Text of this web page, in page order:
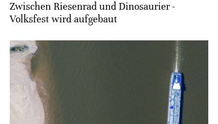
Zwischen Riesenrad und Dinosaurier -
Volksfest wird aufgebaut